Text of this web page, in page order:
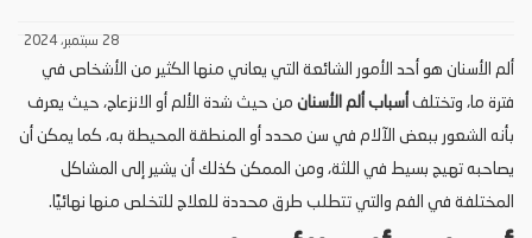
28 سبتمبر، 2024
ألم الأسنان هو أحد الأمور الشائعة التي يعاني منها الكثير من الأشخاص في
فترة ما، وتختلف أسباب ألم الأسنان من حيث شدة الألم أو الانزعاج، حيث يعرف
بأنه الشعور ببعض الآلام في سن محدد أو المنطقة المحيطة به، كما يمكن أن
يصاحبه تهيج بسيط في اللثة، ومن الممكن كذلك أن يشير إلى المشاكل
المختلفة في الفم والتي تتطلب طرق محددة للعلاج للتخلص منها نهائيًا.